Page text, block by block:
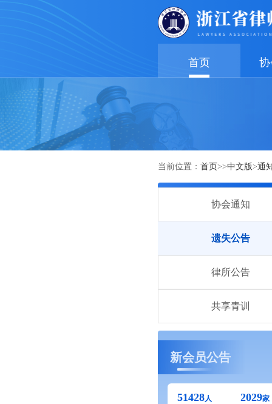
首页
当前位置： 首页>>中文版>通
协会通知
遗失公告
律所公告
共享青训
新会员公告
51428人
2029家